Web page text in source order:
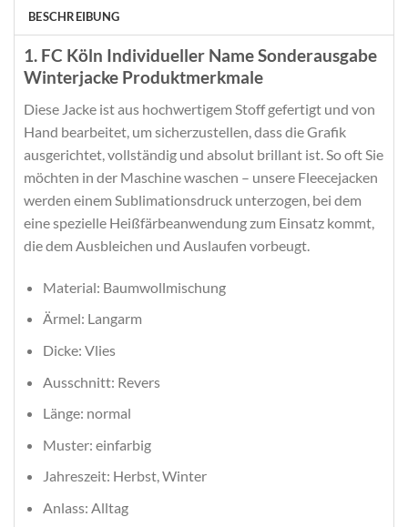
BESCHREIBUNG
1. FC Köln Individueller Name Sonderausgabe
Winterjacke Produktmerkmale
Diese Jacke ist aus hochwertigem Stoff gefertigt und von
Hand bearbeitet, um sicherzustellen, dass die Grafik
ausgerichtet, vollständig und absolut brillant ist. So oft Sie
möchten in der Maschine waschen – unsere Fleecejacken
werden einem Sublimationsdruck unterzogen, bei dem
eine spezielle Heißfärbeanwendung zum Einsatz kommt,
die dem Ausbleichen und Auslaufen vorbeugt.
Material: Baumwollmischung
Ärmel: Langarm
Dicke: Vlies
Ausschnitt: Revers
Länge: normal
Muster: einfarbig
Jahreszeit: Herbst, Winter
Anlass: Alltag